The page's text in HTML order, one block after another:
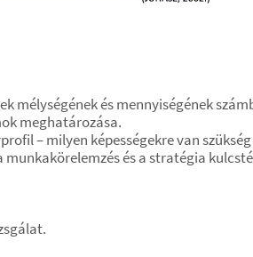
mélységének és mennyiségének
meghatározása.
– milyen képességekre van
és a stratégia